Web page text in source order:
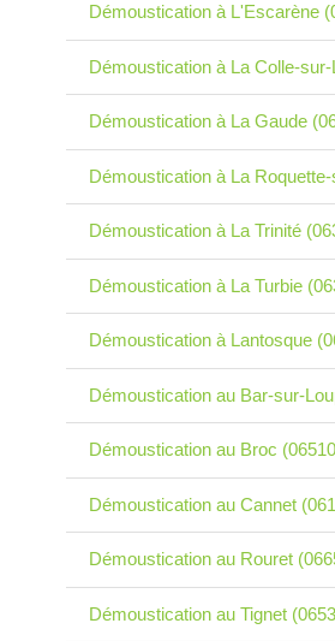
Démoustication à L'Escarène
Démoustication à La Colle-
Démoustication à La Gaude
Démoustication à La
Démoustication à La Trinité
Démoustication à La Turbie
Démoustication à Lantosque
Démoustication au Bar-sur-
Démoustication au Broc
Démoustication au Cannet
Démoustication au Rouret
Démoustication au Tignet